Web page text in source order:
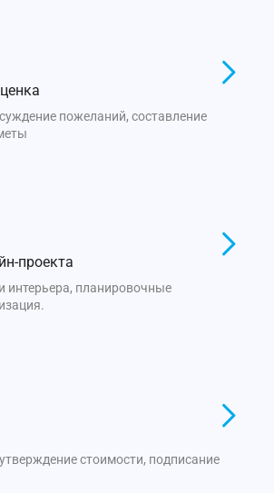
пожеланий, составление
проекта
интерьера, планировочные
стоимости, подписание